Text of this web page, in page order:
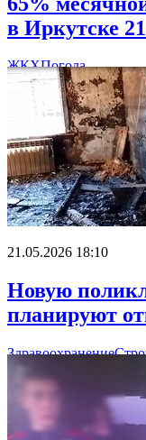
в Иркутске
ЖКХПогода
21.05.2026 18:10
Новую
планируют
Здравоохранение